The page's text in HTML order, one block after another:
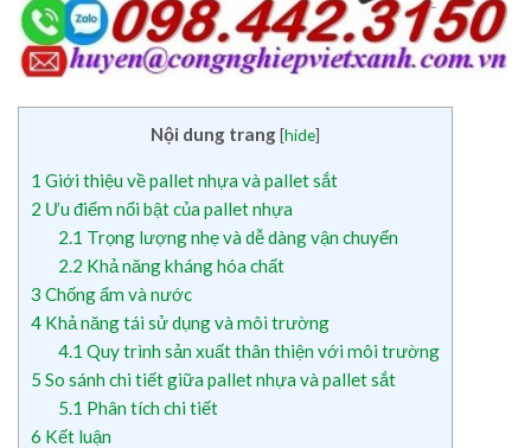
Nội dung trang[hide]
1 Giới thiệu về pallet nhựa và pallet sắt
2 Ưu điểm nổi bật của pallet nhựa
2.1 Trọng lượng nhẹ và dễ dàng vận chuyển
2.2 Khả năng kháng hóa chất
3 Chống ẩm và nước
4 Khả năng tái sử dụng và môi trường
4.1 Quy trình sản xuất thân thiện với môi trường
5 So sánh chi tiết giữa pallet nhựa và pallet sắt
5.1 Phân tích chi tiết
6 Kết luận